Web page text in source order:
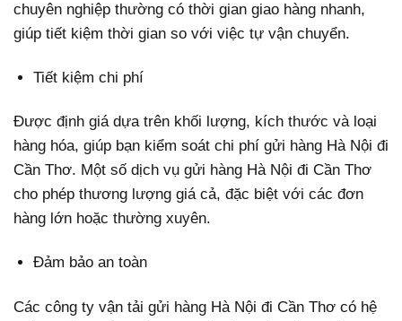
chuyên nghiệp thường có thời gian giao hàng nhanh,
giúp tiết kiệm thời gian so với việc tự vận chuyển.
Tiết kiệm chi phí
Được định giá dựa trên khối lượng, kích thước và loại
hàng hóa, giúp bạn kiểm soát chi phí gửi hàng Hà Nội đi
Cần Thơ. Một số dịch vụ gửi hàng Hà Nội đi Cần Thơ
cho phép thương lượng giá cả, đặc biệt với các đơn
hàng lớn hoặc thường xuyên.
Đảm bảo an toàn
Các công ty vận tải gửi hàng Hà Nội đi Cần Thơ có hệ